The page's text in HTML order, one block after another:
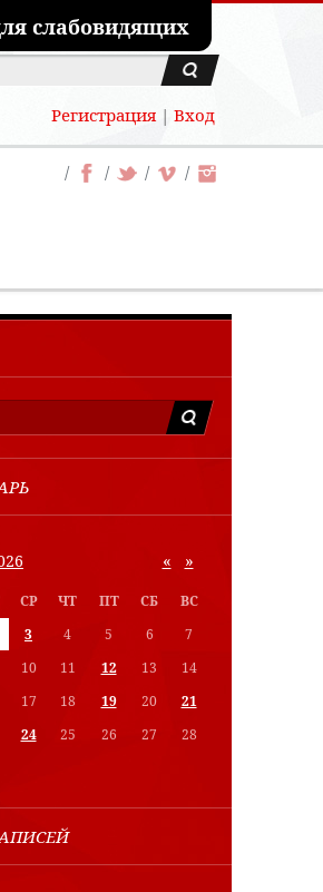
слабовидящих
Регистрация| Вход
« »
СР ЧТ ПТ СБ
ВС
3 4 5 6
7
10 11 12 13
14
17 18 19 20
21
24 25 26 27
28